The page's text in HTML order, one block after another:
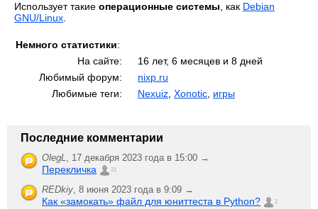
Использует такие операционные системы , как Debian
GNU/Linux
Немного статистики:
На сайте:
16 лет, 6 месяцев и 8 дней
Любимый форум:
nixp.ru
Любимые теги:
Nexuiz Xonotic игры
Последние комментарии
OlegL, 17 декабря 2023 года в 15:00 →
Перекличка 21
REDkiy, 8 июня 2023 года в 9:09 →
Как «замокать» файл для юниттеста в Python? 2